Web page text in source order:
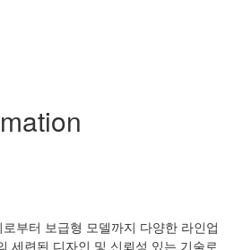
부터 보급형 모델까지 다양한 라인업
세련된 디자인 및 신뢰성 있는 기술로